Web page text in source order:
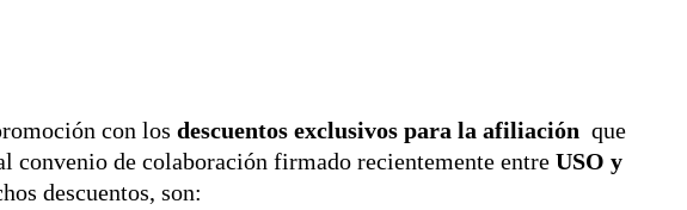
con losdescuentos exclusivos para la afiliación que
convenio de colaboración firmado recientemente entreUSO y
descuentos, son: